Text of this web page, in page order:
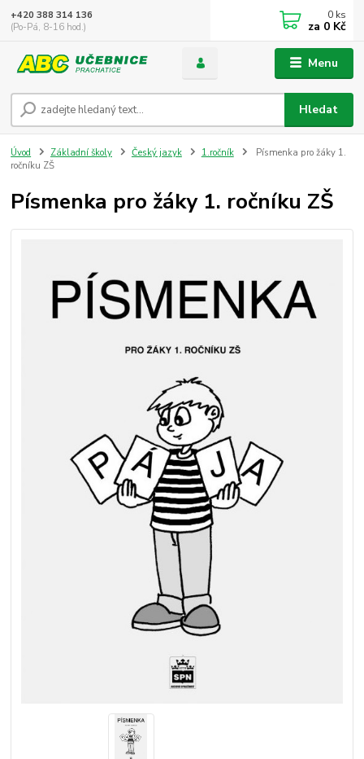
Menu
Hledat
+420 388 314 136
(Po-Pá, 8-16 hod.)
0 ks
za 0 Kč
Úvod Základní školy Český jazyk 1.ročník
Písmenka pro žáky 1.
ročníku ZŠ
Písmenka pro žáky 1. ročníku ZŠ